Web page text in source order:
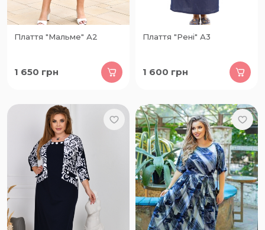
Плаття "Мальме" А2
1 650 грн
Плаття "Рені" А3
1 600 грн